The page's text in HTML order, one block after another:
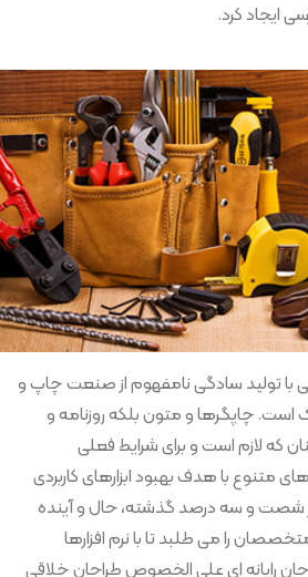
ایجاد کرد.
با تولید سادگی نامفهوم از صنعت چاپ و
است. چاپگرها و متون بلکه روزنامه و
که لازم است و برای شرایط فعلی
متنوع با هدف بهبود ابزارهای کاربردی
شصت و سه درصد گذشته، حال و آینده
را می طلبد تا با نرم افزارها
رایانه ای علی الخصوص طراحان خلاقی